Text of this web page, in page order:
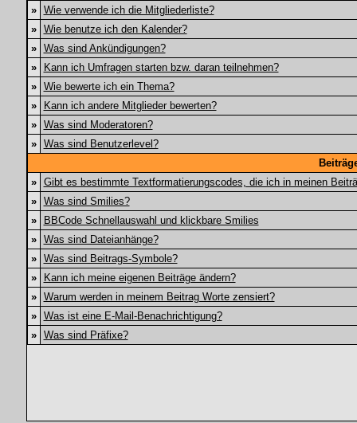
»
Wie verwende ich die Mitgliederliste?
»
Wie benutze ich den Kalender?
»
Was sind Ankündigungen?
»
Kann ich Umfragen starten bzw. daran teilnehmen?
»
Wie bewerte ich ein Thema?
»
Kann ich andere Mitglieder bewerten?
»
Was sind Moderatoren?
»
Was sind Benutzerlevel?
»
Gibt es bestimmte Textformatierungscodes, die ich in meinen
»
Was sind Smilies?
»
BBCode Schnellauswahl und klickbare Smilies
»
Was sind Dateianhänge?
»
Was sind Beitrags-Symbole?
»
Kann ich meine eigenen Beiträge ändern?
»
Warum werden in meinem Beitrag Worte zensiert?
»
Was ist eine E-Mail-Benachrichtigung?
»
Was sind Präfixe?